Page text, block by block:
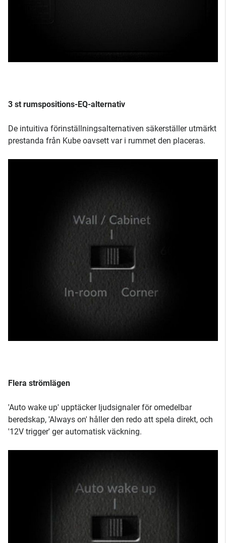
3 st rumspositions-EQ-alternativ
De intuitiva förinställningsalternativen säkerställer utmärkt
prestanda från Kube oavsett var i rummet den placeras.
Flera strömlägen
'Auto wake up' upptäcker ljudsignaler för omedelbar
beredskap, 'Always on' håller den redo att spela direkt, och
'12V trigger' ger automatisk väckning.